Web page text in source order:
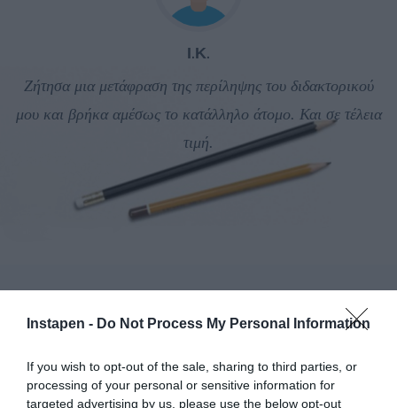
Instapen - Do Not Process My Personal Information
If you wish to opt-out of the sale, sharing to third parties, or
processing of your personal or sensitive information for
targeted advertising by us, please use the below opt-out
Ι.Κ.
Ζήτησα μια μετάφραση της περίληψης του διδακτορικού
μου και βρήκα αμέσως το κατάλληλο άτομο. Και σε τέλεια
τιμή.
Είμαστε μία πλατφόρμα που δίνει χώρο στη μαγική ψηφιακή